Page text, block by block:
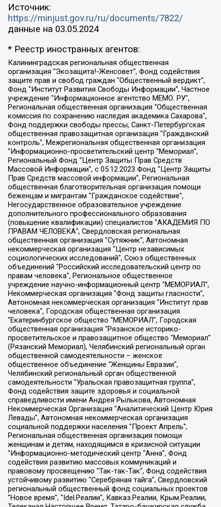
Источник:
https://minjust.gov.ru/ru/documents/7822/
данные на 03.05.2024
* Реестр иностранных агентов:
Калининградская региональная общественная организация "Экозащита!-Женсовет", Фонд содействия защите прав и свобод граждан "Общественный вердикт", Фонд "Институт Развития Свободы Информации", Частное учреждение "Информационное агентство МЕМО. РУ", Региональная общественная организация "Общественная комиссия по сохранению наследия академика Сахарова", Фонд поддержки свободы прессы, Санкт-Петербургская общественная правозащитная организация "Гражданский контроль", Межрегиональная общественная организация "Информационно-просветительский центр "Мемориал", Региональный Фонд "Центр Защиты Прав Средств Массовой Информации", с 05.12.2023 Фонд "Центр Защиты Прав Средств массовой информации", Региональная общественная благотворительная организация помощи беженцам и мигрантам "Гражданское содействие", Негосударственное образовательное учреждение дополнительного профессионального образования (повышение квалификации) специалистов "АКАДЕМИЯ ПО ПРАВАМ ЧЕЛОВЕКА", Свердловская региональная общественная организация "Сутяжник", Автономная некоммерческая организация "Центр независимых социологических исследований", Союз общественных объединений "Российский исследовательский центр по правам человека", Региональное общественное учреждение научно-информационный центр "МЕМОРИАЛ", Некоммерческая организация "Фонд защиты гласности", Автономная некоммерческая организация "Институт прав человека", Городская общественная организация "Екатеринбургское общество "МЕМОРИАЛ", Городская общественная организация "Рязанское историко-просветительское и правозащитное общество "Мемориал" (Рязанский Мемориал), Челябинский региональный орган общественной самодеятельности – женское общественное объединение "Женщины Евразии", Челябинский региональный орган общественной самодеятельности "Уральская правозащитная группа", Фонд содействия защите здоровья и социальной справедливости имени Андрея Рылькова, Автономная Некоммерческая Организация "Аналитический Центр Юрия Левады", Автономная некоммерческая организация социальной поддержки населения "Проект Апрель", Региональная общественная организация помощи женщинам и детям, находящимся в кризисной ситуации "Информационно-методический центр "Анна", Фонд содействия развитию массовых коммуникаций и правовому просвещению "Так-так-Так", Фонд содействия устойчивому развитию "Серебряная тайга", Свердловский региональный общественный фонд социальных проектов "Новое время", "Idel.Реалии", Кавказ.Реалии, Крым.Реалии, Телеканал Настоящее Время, Татаро-башкирская служба Радио Свобода (Azatliq Radiosi), Радио Свободная Европа/Радио Свобода (PCE/PC), "Сибирь.Реалии", "Фактограф", Благотворительный фонд помощи осужденным и их семьям, Автономная некоммерческая организация "Институт глобализации и социальных движений", Фонд "В защиту прав заключенных", Частное учреждение "Центр поддержки и содействия развитию средств массовой информации", Пензенский региональный общественный благотворительный фонд "Гражданский союз", "Север.Реалии", Некоммерческая организация Фонд "Правовая инициатива", Общество с ограниченной ответственностью "Радио Свободная Европа/Радио Свобода", Чешское информационное агентство "MEDIUM-ORIENT", Красноярская региональная общественная организация "Мы против СПИДа", Камалягин Денис Николаевич, Маркелов Сергей Евгеньевич, Пономарев Лев Александрович, Савицкая Людмила Алексеевна, Автономная некоммерческая организация "Центр по работе с проблемой насилия "НАСИЛИЮ.НЕТ", Межрегиональный профессиональный союз работников здравоохранения "Альянс врачей", Юридическое лицо, зарегистрированное в Латвийской Республике, SIA "Medusa Project" (регистрационный номер 40103797863, дата регистрации 10.06.2014), Некоммерческая организация "Фонд по борьбе с коррупцией", Автономная некоммерческая организация "Институт права и публичной политики", Баданин Роман Сергеевич, Гликин Максим Александрович, Железнова Мария Михайловна, Лукьянова Юлия Сергеевна, Маетная Елизавета Витальевна, Маняхин Петр Борисович, Чуракова Ольга Владимировна, Ярош Юлия Петровна, Юридическое лицо "The Insider SIA", зарегистрированное в Риге, Латвийская Республика (дата регистрации 26.06.2015), являющееся администратором доменного имени интернет-издания "The Insider SIA", https://theins.ru, Постернак Алексей Евгеньевич, Рубин Михаил Аркадьевич, Анин Роман Александрович, Юридическое лицо Istories fonds, зарегистрированное в Латвийской Республике (регистрационный номер 50008295751, дата регистрации 24.02.2020), Великовский Дмитрий Александрович, Долинина Ирина Николаевна, Мароховская Алеся Алексеевна, Шлейнов Роман Юрьевич, Шмагун Олеся Валентиновна, Общество с ограниченной ответственностью "Альтаир 2021", Общество с ограниченной ответственностью "Вега 2021", Общество с ограниченной ответственностью "Главный редактор 2021", Общество с ограниченной ответственностью "Ромашки монолит", Важенков Артем Валерьевич, Ивановская областная общественная организация "Центр гендерных исследований", Гурман Юрий Альбертович, Медиапроект "ОВД-Инфо", Егоров Владимир Владимирович, Жилинский Владимир Александрович, Общество с ограниченной ответственностью "ЗП", Иванова София Юрьевна, Карезина Инна Павловна, Кильтау Екатерина Викторовна, Петров Алексей Викторович, Пискунов Сергей Евгеньевич, Смирнов Сергей Сергеевич, Тихонов Михаил Сергеевич, Общество с ограниченной ответственностью "ЖУРНАЛИСТ-ИНОСТРАННЫЙ АГЕНТ", Арапова Галина Юрьевна, Вольтская Татьяна Анатольевна, Американская компания "Mason G.E.S. Anonymous Foundation" (США), являющаяся владельцем интернет-издания https://mnews.world/, Компания "Stichting Bellingcat", зарегистрированная в Нидерландах (дата регистрации 11.07.2018), Захаров Андрей Вячеславович, Клепиковская Екатерина Дмитриевна, Общество с ограниченной ответственностью "МЕМО", Перл Роман Александрович, Симонов Евгений Алексеевич, Соловьева Елена Анатольевна, Сотников Даниил Владимирович, Сурначева Елизавета Дмитриевна, Автономная некоммерческая организация по защите прав человека и информированию населения "Якутия – Наше Мнение", Общество с ограниченной ответственностью "Москоу диджитал медиа", с 26.01.2023 Общество с ограниченной ответственностью "Чайка Белые сады", Ветошкина Валерия Валерьевна, Заговора Максим Александрович, Межрегиональное общественное движение "Российская ЛГБТ - сеть", Оленичев Максим Владимирович, Павлов Иван Юрьевич, Скворцова Елена Сергеевна, Общество с ограниченной ответственностью "Как бы инагент", Кочетков Игорь Викторович, Общество с ограниченной ответственностью "Честные выборы", Еланчик Олег Александрович, Общество с ограниченной ответственностью "Нобелевский призыв", Гималова Регина Эмилевна, Григорьев Андрей Валерьевич, Григорьева Алина Александровна, Ассоциация по содействию защите прав призывников, альтернативнослужащих и военнослужащих "Правозащитная группа "Гражданин.Армия.Право", Хисамова Регина Фаритовна, Автономная некоммерческая организация по реализации социально-правовых программ "Лилит", Дальневосточное общественное движение "Маяк", Санкт-Петербургская ЛГБТ-инициативная группа "Выход", Инициативная группа ЛГБТ+ "Реверс", Алексеев Андрей Викторович, Бекбулатова Таисия Львовна, Беляев Иван Михайлович, Владыкина Елена Сергеевна, Гельман Марат Александрович, Никульшина Вероника Юрьевна, Толоконникова Надежда Андреевна, Шендерович Виктор Анатольевич, Общество с ограниченной ответственностью "Данное сообщение", Общество с ограниченной ответственностью Издательский дом "Новая глава", Айнбиндер Александра Александровна, Московский комьюнити-центр для ЛГБТ+инициатив, Благотворительный фонд развития филантропии, Deutsche Welle (Германия, Kurt-Schumacher-Strasse 3, 53113 Bonn), Борзунова Мария Михайловна, Воробьев Виктор Викторович, Голубева Анна Львовна, Константинова Алла Михайловна, Малкова Ирина Владимировна, Мурадов Мурад Абдулгалимович, Осетинская Елизавета Николаевна, Понасенков Евгений Николаевич, Ганапольский Матвей Юрьевич, Киселев Евгений Алексеевич, Борухович Ирина Григорьевна, Дремин Иван Тимофеевич, Дубровский Дмитрий Викторович, Красноярская региональная общественная организация поддержки и развития альтернативных образовательных технологий и межкультурных коммуникаций "ИНТЕРРА", Маяковская Екатерина Алексеевна, Фейгин Марк Захарович, Филимонов Андрей Викторович, Дзугкоева Регина Николаевна, Доброхотов Роман Александрович, Дудь Юрий Александрович, Елкин Сергей Владимирович, Кругликов Кирилл Игоревич, Сабунаева Мария Леонидовна, Семенов Алексей Владимирович, Шаинян Карен Багратович, Шульман Екатерина Михайловна, Асафьев Артур Валерьевич, Вахштайн Виктор Семенович, Венедиктов Алексей Алексеевич, Лушникова Екатерина Евгеньевна, Волков Леонид Михайлович, Невзоров Александр Глебович, Пархоменко Сергей Борисович, Сироткин Ярослав Николаевич, Кара-Мурза Владимир Владимирович, Баранова Наталья Владимировна, Гозман Леонид Яковлевич, Кагарлицкий Борис Юльевич, Климарев Михаил Валерьевич, Милов Владимир Станиславович, Автономная некоммерческая организация Краснодарский центр современного искусства "Типография", Моргенштерн Алишер Тагирович, Соболь Любовь Эдуардовна, Общество с ограниченной ответственностью "ЛИЗА НОРМ", Каспаров Гарри Кимович, Ходорковский Михаил Борисович, Общество с ограниченной ответственностью "Апрельские тезисы", Данилович Ирина Брониславовна, Кашин Олег Владимирович, Петров Николай Владимирович, Пивоваров Алексей Владимирович, Соколов Михаил Владимирович, Цветкова Юлия Владимировна, Чичваркин Евгений Александрович, Комитет против пыток/Команда против пыток, Общество с ограниченной ответственностью "Первый научный", Общество с ограниченной ответственностью "Вертолет и ко", Белоцерковская Вероника Борисовна, Кац Максим Евгеньевич, Лазарева Татьяна Юрьевна, Шаведдинов Руслан Табризович, Яшин Илья Валерьевич, Общество с ограниченной ответственностью "Иноагент ААВ", Алешковский Дмитрий Петрович, Альбац Евгения Марковна, Быков Дмитрий Львович, Галямина Юлия Евгеньевна, Лойко Сергей Леонидович, Мартынов Кирилл Константинович, Медведев Сергей Александрович, Крашенинников Федор Геннадиевич, Гордеева Катерина Вл